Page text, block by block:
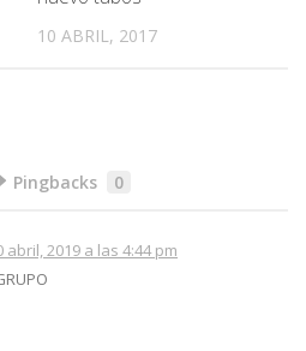
10 ABRIL, 2017
Pingbacks 0
abril, 2019 a las 4:44 pm